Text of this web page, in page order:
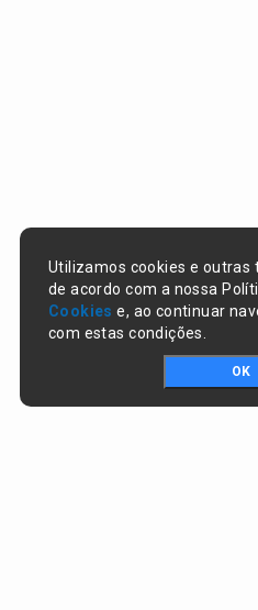
Utilizamos cookies e outras
de acordo com a nossa
Cookies e, ao continuar
com estas condições.
OK